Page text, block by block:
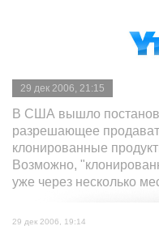
29 дек 2006, 21:15
В США вышло
разрешающее
клонированные
Возможно,
уже через несколько
29 дек 2006, 19:14